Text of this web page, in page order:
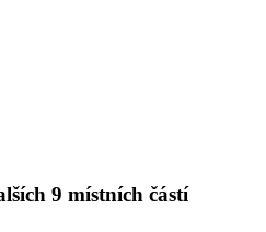
9 místních částí